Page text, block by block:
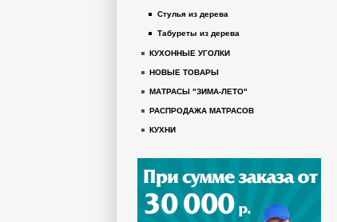
Стулья из дерева
Табуреты из дерева
КУХОННЫЕ УГОЛКИ
НОВЫЕ ТОВАРЫ
МАТРАСЫ "ЗИМА-ЛЕТО"
РАСПРОДАЖА МАТРАСОВ
КУХНИ